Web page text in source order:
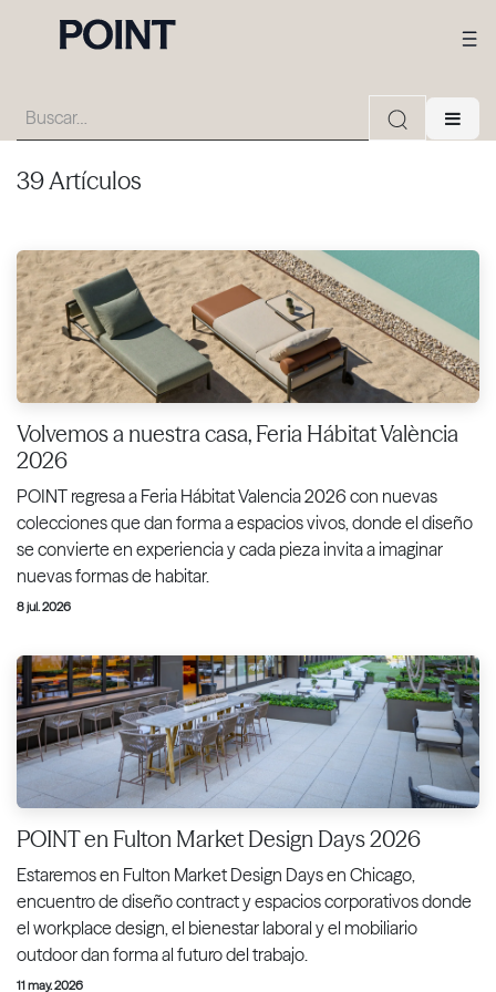
39 Artículos
Volvemos a nuestra casa, Feria Hábitat València
2026
POINT regresa a Feria Hábitat Valencia 2026 con nuevas
colecciones que dan forma a espacios vivos, donde el diseño
se convierte en experiencia y cada pieza invita a imaginar
nuevas formas de habitar.
8 jul. 2026
POINT en Fulton Market Design Days 2026
Estaremos en Fulton Market Design Days en Chicago,
encuentro de diseño contract y espacios corporativos donde
el workplace design, el bienestar laboral y el mobiliario
outdoor dan forma al futuro del trabajo.
11 may. 2026